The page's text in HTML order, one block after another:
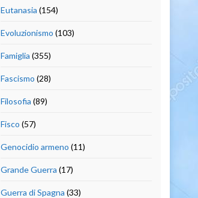
Eutanasia (154)
Evoluzionismo (103)
Famiglia (355)
Fascismo (28)
Filosofia (89)
Fisco (57)
Genocidio armeno (11)
Grande Guerra (17)
Guerra di Spagna (33)